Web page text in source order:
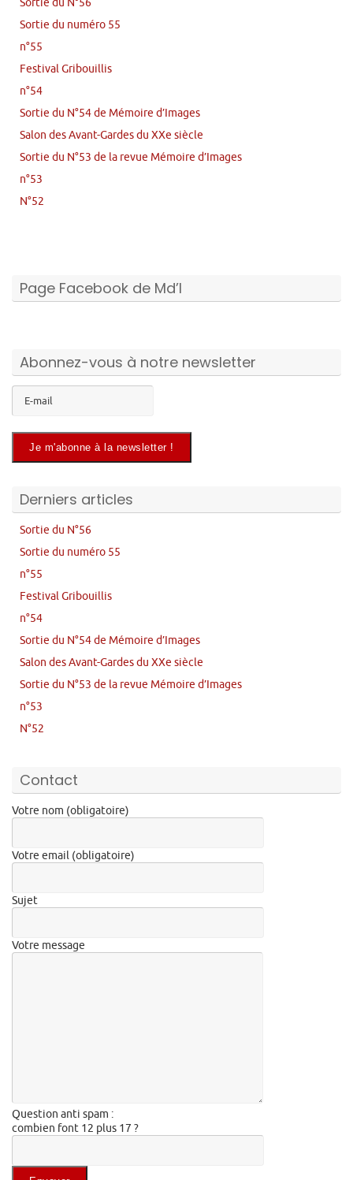
Sortie du numéro 55
n°55
Festival Gribouillis
n°54
Sortie du N°54 de Mémoire d’Images
Salon des Avant-Gardes du XXe siècle
Sortie du N°53 de la revue Mémoire d’Images
n°53
N°52
Page Facebook de Md’I
Abonnez-vous à notre newsletter
Derniers articles
Sortie du N°56
Sortie du numéro 55
n°55
Festival Gribouillis
n°54
Sortie du N°54 de Mémoire d’Images
Salon des Avant-Gardes du XXe siècle
Sortie du N°53 de la revue Mémoire d’Images
n°53
N°52
Contact
Votre nom (obligatoire)
Votre email (obligatoire)
Sujet
Votre message
Question anti spam :
combien font 12 plus 17 ?